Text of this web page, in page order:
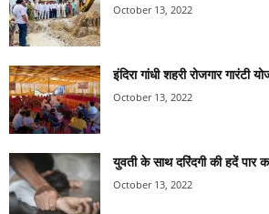
October 13, 2022
इंदिरा गांधी शहरी रोजगार गारंटी
October 13, 2022
युवती के साथ दरिंदगी की हदें पार
October 13, 2022